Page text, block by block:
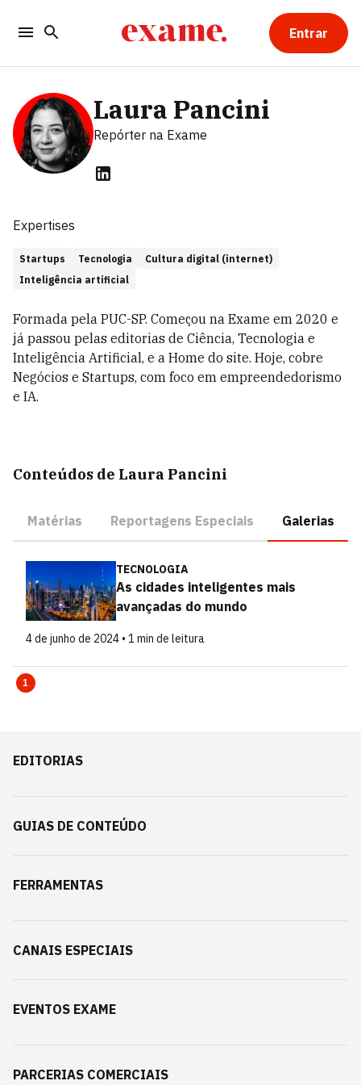
Entrar
Laura Pancini
Repórter na Exame
Expertises
Startups Tecnologia
Cultura digital (internet)
Inteligência artificial
Formada pela PUC-SP. Começou na Exame em 2020 e
já passou pelas editorias de Ciência, Tecnologia e
Inteligência Artificial, e a Home do site. Hoje, cobre
Negócios e Startups, com foco em empreendedorismo
e IA.
Conteúdos de Laura Pancini
Matérias Reportagens Especiais Galerias
TECNOLOGIA
As cidades inteligentes mais
avançadas do mundo
4 de junho de 2024 • 1 min de leitura
1
EDITORIAS
GUIAS DE CONTEÚDO
FERRAMENTAS
CANAIS ESPECIAIS
EVENTOS EXAME
PARCERIAS COMERCIAIS